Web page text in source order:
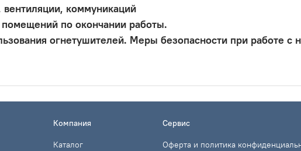
коммуникаций
по окончании работы.
огнетушителей. Меры безопасности при работе с
Компания
Каталог
Сервис
Оферта и политика